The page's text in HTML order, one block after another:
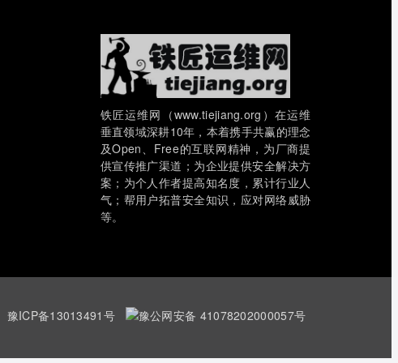
铁匠运维网（www.tiejiang.org）在运维
垂直领域深耕10年，本着携手共赢的理念
及Open、Free的互联网精神，为厂商提
供宣传推广渠道；为企业提供安全解决方
案；为个人作者提高知名度，累计行业人
气；帮用户拓普安全知识，应对网络威胁
等。
豫ICP备13013491号 豫公网安备 41078202000057号